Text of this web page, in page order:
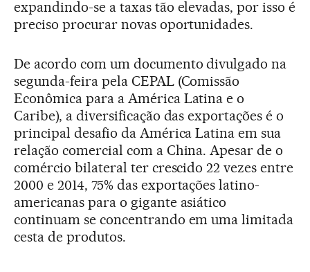
expandindo-se a taxas tão elevadas, por isso é
preciso procurar novas oportunidades.
De acordo com um documento divulgado na
segunda-feira pela CEPAL (Comissão
Econômica para a América Latina e o
Caribe), a diversificação das exportações é o
principal desafio da América Latina em sua
relação comercial com a China. Apesar de o
comércio bilateral ter crescido 22 vezes entre
2000 e 2014, 75% das exportações latino-
americanas para o gigante asiático
continuam se concentrando em uma limitada
cesta de produtos.